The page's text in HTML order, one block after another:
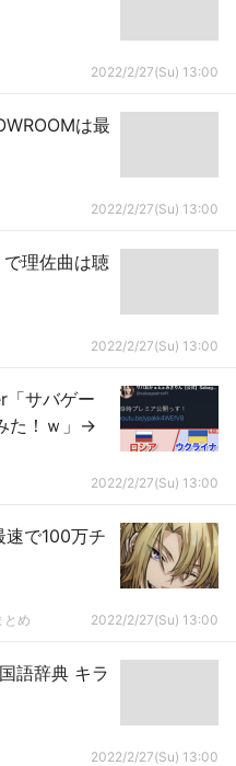
2022/2/27(Su) 13:00
は最
2022/2/27(Su) 13:00
で理佐曲は聴
2022/2/27(Su) 13:00
「サバゲー
た！ｗ」→
2022/2/27(Su) 13:00
速で100万チ
とめ 2022/2/27(Su) 13:00
語辞典 キラ
2022/2/27(Su) 13:00